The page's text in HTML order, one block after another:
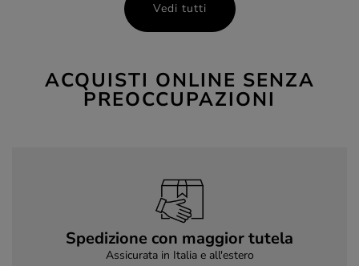
Vedi tutti
ACQUISTI ONLINE SENZA
PREOCCUPAZIONI
Spedizione con maggior tutela
Assicurata in Italia e all'estero